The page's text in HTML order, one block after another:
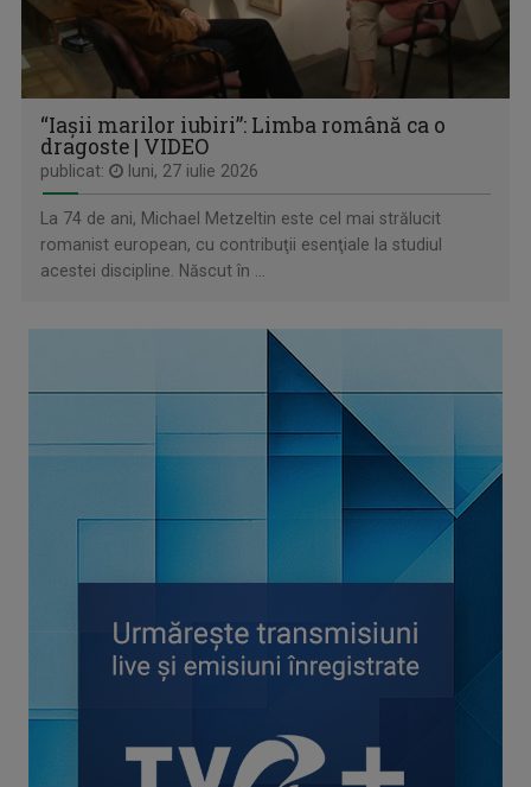
Sâmbăta, ora 8.00, TVR3
TRANSPARENȚE
DRUMURI APROAPE
Joi, ora 20:30, la TVR Timișoara. Sâmbătă, ora ...
“Iașii marilor iubiri”: Limba română ca o
dragoste | VIDEO
publicat: luni, 27 iulie 2026
La 74 de ani, Michael Metzeltin este cel mai strălucit
romanist european, cu contribuţii esenţiale la studiul
acestei discipline. Născut în ...